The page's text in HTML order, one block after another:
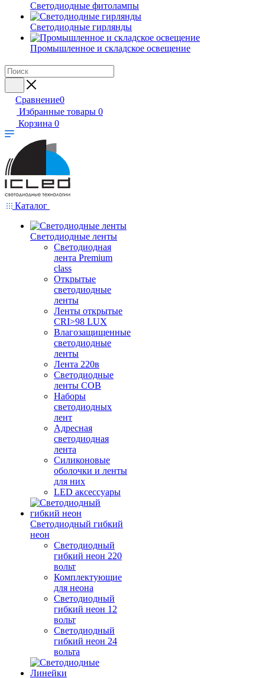
Светодиодные фитолампы
Светодиодные гирлянды
Промышленное и складское освещение
Сравнение0
Избранные товары 0
Корзина 0
Каталог
Светодиодные ленты
Светодиодная
лента Premium
class
Открытые
светодиодные
ленты
Ленты открытые
CRI>98 LUX
Влагозащищенные
светодиодные
ленты
Лента 220в
Светодиодные
ленты COB
Наборы
светодиодных
лент
Адресная
светодиодная
лента
Силиконовые
оболочки и ленты
для них
LED аксессуары
Светодиодный гибкий
неон
Светодиодный
гибкий неон 220
вольт
Комплектующие
для неона
Светодиодный
гибкий неон 12
вольт
Светодиодный
гибкий неон 24
вольта